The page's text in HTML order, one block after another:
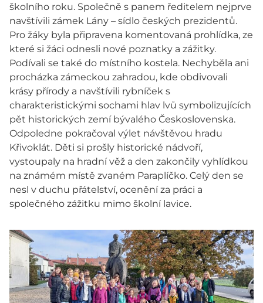
školního roku. Společně s panem ředitelem nejprve
navštívili zámek Lány – sídlo českých prezidentů.
Pro žáky byla připravena komentovaná prohlídka, ze
které si žáci odnesli nové poznatky a zážitky.
Podívali se také do místního kostela. Nechyběla ani
procházka zámeckou zahradou, kde obdivovali
krásy přírody a navštívili rybníček s
charakteristickými sochami hlav lvů symbolizujících
pět historických zemí bývalého Československa.
Odpoledne pokračoval výlet návštěvou hradu
Křivoklát. Děti si prošly historické nádvoří,
vystoupaly na hradní věž a den zakončily vyhlídkou
na známém místě zvaném Paraplíčko. Celý den se
nesl v duchu přátelství, ocenění za práci a
společného zážitku mimo školní lavice.